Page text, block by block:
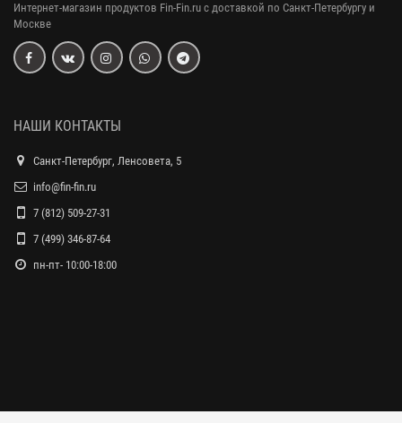
Интернет-магазин продуктов Fin-Fin.ru с доставкой по Санкт-Петербургу и
Москве
НАШИ КОНТАКТЫ
Санкт-Петербург, Ленсовета, 5
info@fin-fin.ru
7 (812) 509-27-31
7 (499) 346-87-64
пн-пт- 10:00-18:00